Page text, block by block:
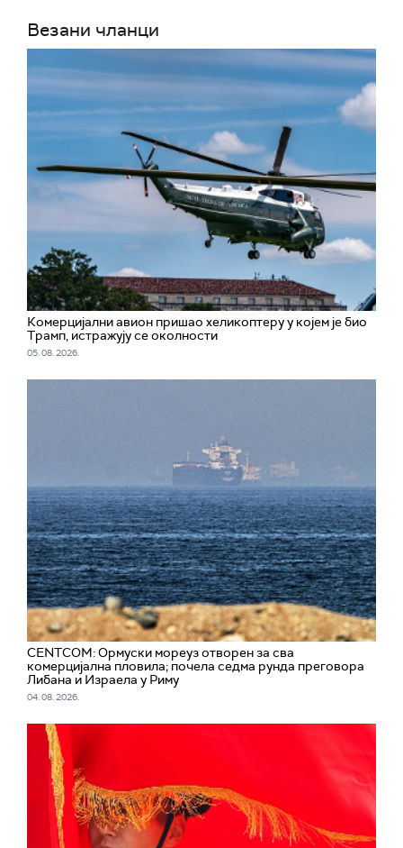
Везани чланци
Комерцијални авион пришао хеликоптеру у којем је био
Трамп, истражују се околности
05. 08. 2026.
CENTCOM: Ормуски мореуз отворен за сва
комерцијална пловила; почела седма рунда преговора
Либана и Израела у Риму
04. 08. 2026.